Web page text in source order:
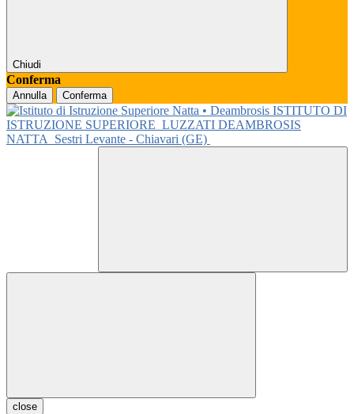
Chiudi
Conferma
Annulla Conferma
ISTITUTO DI
ISTRUZIONE SUPERIORE LUZZATI DEAMBROSIS
NATTA
Sestri Levante - Chiavari (GE)
close